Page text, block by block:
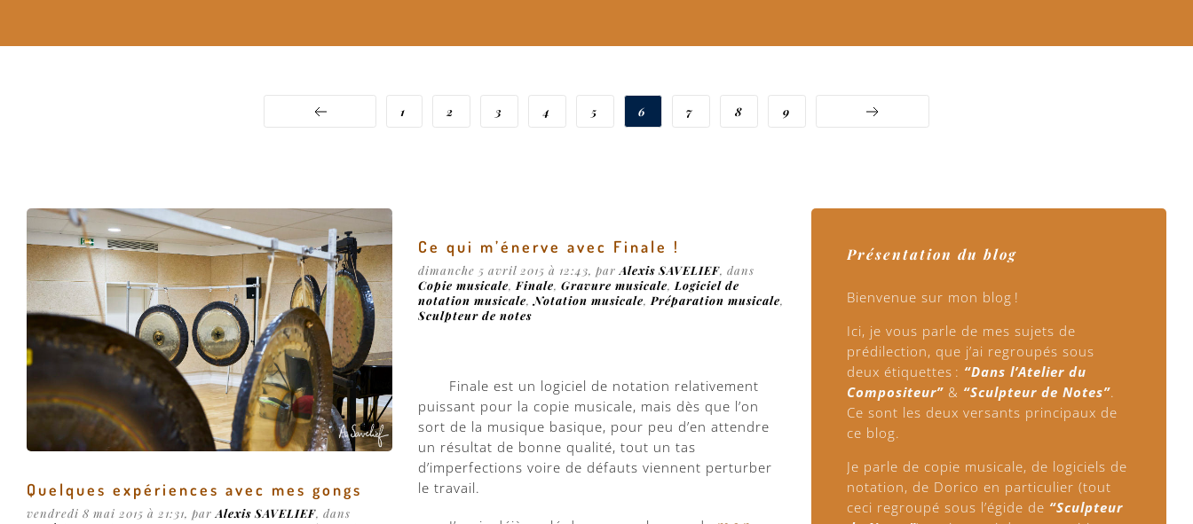
1 2 3 4 5 6 7 8 9
Quelques expériences avec mes gongs
vendredi 8 mai 2015 à 21:31, parAlexis SAVELIEF, dans
Ce qui m’énerve avec Finale !
dimanche 5 avril 2015 à 12:43, par Alexis SAVELIEF, dans
Copie musicale, Finale, Gravure musicale, Logiciel de
notation musicale,Notation musicale, Préparation musicale,
Sculpteur de notes
Finale est un logiciel de notation relativement
puissant pour la copie musicale, mais dès que l’on
sort de la musique basique, pour peu d’en attendre
un résultat de bonne qualité, tout un tas
d’imperfections voire de défauts viennent perturber
le travail.
Présentation du blog
Bienvenue sur mon blog !
Ici, je vous parle de mes sujets de
prédilection, que j’ai regroupés sous
deux étiquettes : “Dans l’Atelier du
Compositeur” & “Sculpteur de Notes”.
Ce sont les deux versants principaux de
ce blog.
Je parle de copie musicale, de logiciels de
notation, de Dorico en particulier (tout
ceci regroupé sous l’égide de “Sculpteur